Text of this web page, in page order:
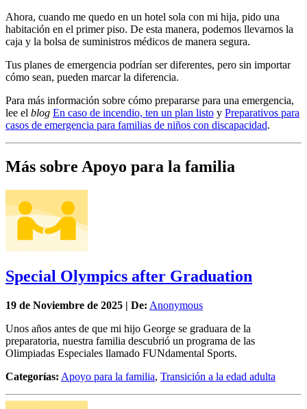
Ahora, cuando me quedo en un hotel sola con mi hija, pido una
habitación en el primer piso. De esta manera, podemos llevarnos la
caja y la bolsa de suministros médicos de manera segura.
Tus planes de emergencia podrían ser diferentes, pero sin importar
cómo sean, pueden marcar la diferencia.
Para más información sobre cómo prepararse para una emergencia,
lee el blog En caso de incendio, ten un plan listo y Preparativos para
casos de emergencia para familias de niños con discapacidad.
Más sobre Apoyo para la familia
Special Olympics after Graduation
19 de Noviembre de 2025 | De: Anonymous
Unos años antes de que mi hijo George se graduara de la
preparatoria, nuestra familia descubrió un programa de las
Olimpiadas Especiales llamado FUNdamental Sports.
Categorías: Apoyo para la familia, Transición a la edad adulta